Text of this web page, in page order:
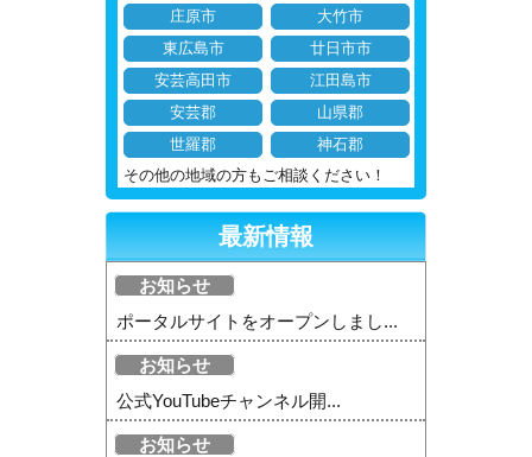
庄原市
大竹市
東広島市
廿日市市
安芸高田市
江田島市
安芸郡
山県郡
世羅郡
神石郡
その他の地域の方もご相談ください！
最新情報
お知らせ
ポータルサイトをオープンしまし...
お知らせ
公式YouTubeチャンネル開...
お知らせ